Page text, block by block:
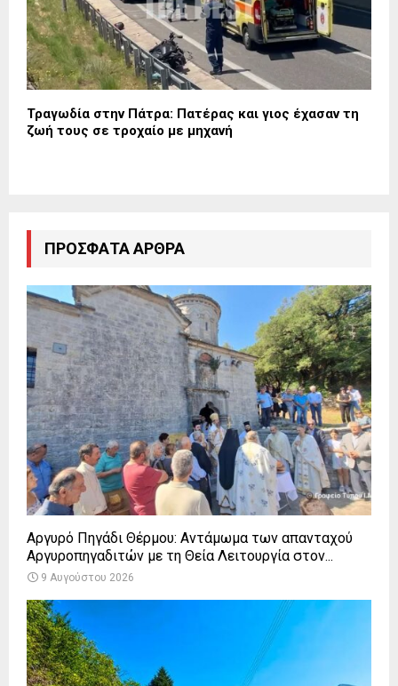
Τραγωδία στην Πάτρα: Πατέρας και γιος έχασαν τη
ζωή τους σε τροχαίο με μηχανή
ΠΡΌΣΦΑΤΑ ΆΡΘΡΑ
Αργυρό Πηγάδι Θέρμου: Αντάμωμα των απανταχού
Αργυροπηγαδιτών με τη Θεία Λειτουργία στον...
9 Αυγούστου 2026